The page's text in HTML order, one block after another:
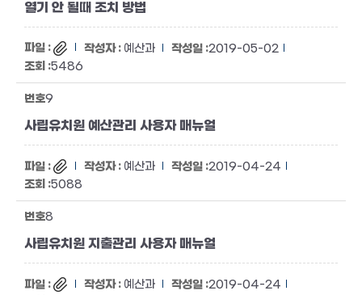
열기 안 될때 조치 방법
예산과
2019-05-02
5486
9
사립유치원 예산관리 사용자 매뉴얼
예산과
2019-04-24
5088
8
사립유치원 지출관리 사용자 매뉴얼
예산과
2019-04-24